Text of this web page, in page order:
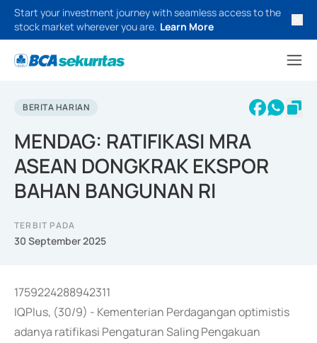
Start your investment journey with seamless access to the
stock market wherever you are. Learn More
BERITA HARIAN
MENDAG: RATIFIKASI MRA
ASEAN DONGKRAK EKSPOR
BAHAN BANGUNAN RI
TERBIT PADA
30 September 2025
1759224288942311
IQPlus, (30/9) - Kementerian Perdagangan optimistis
adanya ratifikasi Pengaturan Saling Pengakuan